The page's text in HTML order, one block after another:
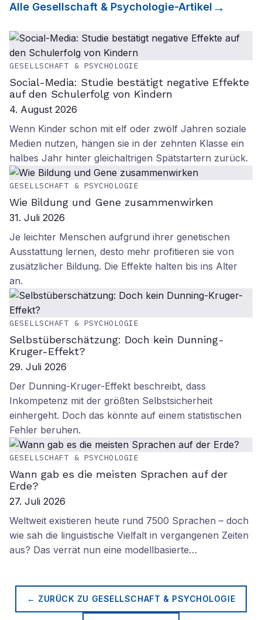
Alle Gesellschaft & Psychologie-Artikel
GESELLSCHAFT & PSYCHOLOGIE
Social-Media: Studie bestätigt negative Effekte
auf den Schulerfolg von Kindern
4. August 2026
Wenn Kinder schon mit elf oder zwölf Jahren soziale
Medien nutzen, hängen sie in der zehnten Klasse ein
halbes Jahr hinter gleichaltrigen Spätstartern zurück.
GESELLSCHAFT & PSYCHOLOGIE
Wie Bildung und Gene zusammenwirken
31. Juli 2026
Je leichter Menschen aufgrund ihrer genetischen
Ausstattung lernen, desto mehr profitieren sie von
zusätzlicher Bildung. Die Effekte halten bis ins Alter
an.
GESELLSCHAFT & PSYCHOLOGIE
Selbstüberschätzung: Doch kein Dunning-
Kruger-Effekt?
29. Juli 2026
Der Dunning-Kruger-Effekt beschreibt, dass
Inkompetenz mit der größten Selbstsicherheit
einhergeht. Doch das könnte auf einem statistischen
Fehler beruhen.
GESELLSCHAFT & PSYCHOLOGIE
Wann gab es die meisten Sprachen auf der
Erde?
27. Juli 2026
Weltweit existieren heute rund 7500 Sprachen – doch
wie sah die linguistische Vielfalt in vergangenen Zeiten
aus? Das verrät nun eine modellbasierte…
← ZURÜCK ZU GESELLSCHAFT & PSYCHOLOGIE